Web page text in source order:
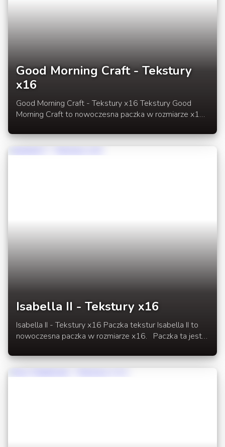
Good Morning Craft - Tekstury
x16
Good Morning Craft - Tekstury x16 Tekstury Good
Morning Craft to nowoczesna paczka w rozmiarze x16.
standardowych tekstur w Minecraft. Jest prosta i działa
szybko na słabych komputerach. Zaletą tej paczki jest
orginalny wesoły styl grafik. W rozwinięciu link do
Isabella II - Tekstury x16
Isabella II - Tekstury x16 Paczka tekstur Isabella II to
nowoczesna paczka w rozmiarze x16. Paczka ta jest
rozwinięciu link do paczki tekstur pod Minecraft 1.5.1